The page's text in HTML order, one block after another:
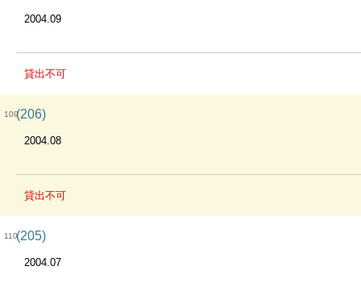
2004.09
貸出不可
109(206)
2004.08
貸出不可
110(205)
2004.07